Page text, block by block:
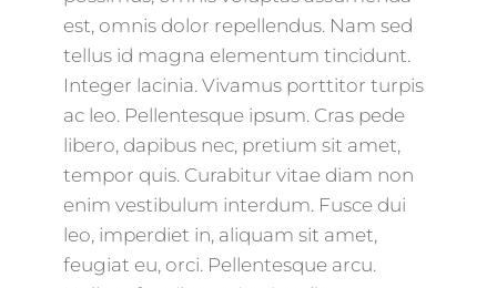
est, omnis dolor repellendus. Nam sed
tellus id magna elementum tincidunt.
Integer lacinia. Vivamus porttitor turpis
ac leo. Pellentesque ipsum. Cras pede
libero, dapibus nec, pretium sit amet,
tempor quis. Curabitur vitae diam non
enim vestibulum interdum. Fusce dui
leo, imperdiet in, aliquam sit amet,
feugiat eu, orci. Pellentesque arcu.